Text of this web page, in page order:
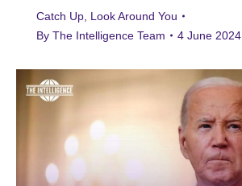
Catch Up Look Around You
By The Intelligence Team 4 June 2024